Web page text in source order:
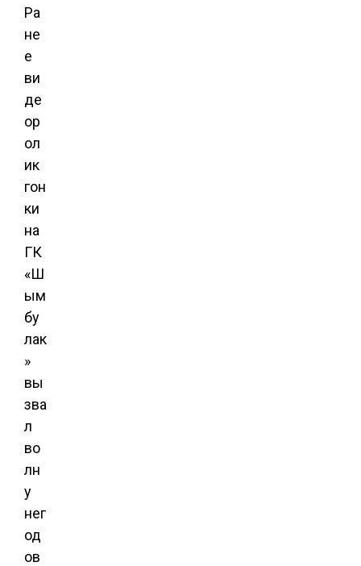
Ра
не
е
ви
де
ор
ол
ик
гон
ки
на
ГК
«Ш
ым
бу
лак
»
вы
зва
л
во
лн
у
нег
од
ов